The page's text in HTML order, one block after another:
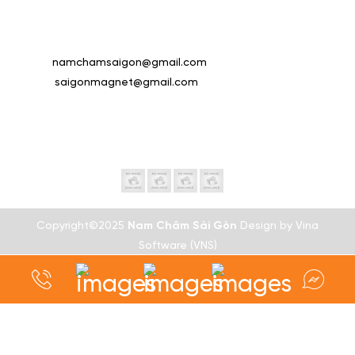
namchamsaigon@gmail.com
saigonmagnet@gmail.com
Copyright©2025 Nam Châm Sài Gòn Design by Vina
Software (VNS)